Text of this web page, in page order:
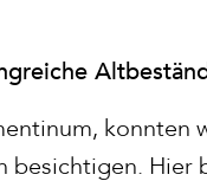
konnten
besichtigen. Hier